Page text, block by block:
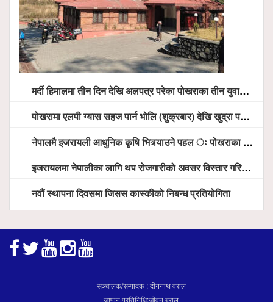
मर्दी हिमालमा तीन दिन देखि अलपत्र परेका पोखराका तीन युवाको सशस्त्र प्रहरी सहितको टोलीको साहसिक उद्धार
पोखरामा एलपी ग्यास सहज पार्न भोलि (शुक्रबार) देखि खुद्रा पसलबाटै बिक्रि वितरण हुने, स्टोर नगर्न आग्रह
नेपालमै इजरायली आधुनिक कृषि भित्र्याउने पहल ः पोखराका मेयर धनराज आचार्य र इजरायली राजदूतबीच सहकार्य विस्तारको संकेत
इजरायलमा नेपालीका लागि थप रोजगारीको अवसर विस्तार गरिने ः राजदूत बास
नवौं स्थापना दिवसमा जिसस कास्कीको निबन्ध प्रतियोगिता
सञ्चालक/सम्पादक : दीननाथ वराल
जापान प्रतिनिधि:जीवन बराल